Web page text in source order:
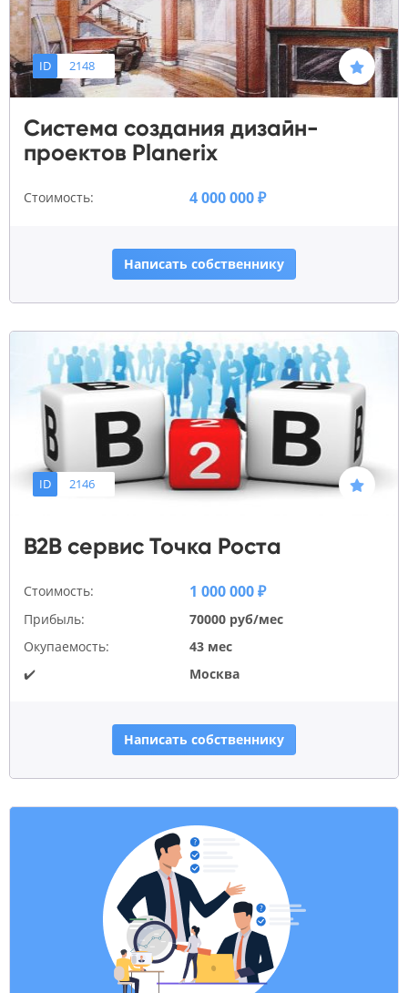
ID 2148
Система создания дизайн-
проектов Planerix
Стоимость: 4 000 000 ₽
Написать собственнику
ID 2146
B2B сервис Точка Роста
Стоимость: 1 000 000 ₽
Прибыль:
70000 руб/мес
Окупаемость:
43 мес
✔️
Москва
Написать собственнику